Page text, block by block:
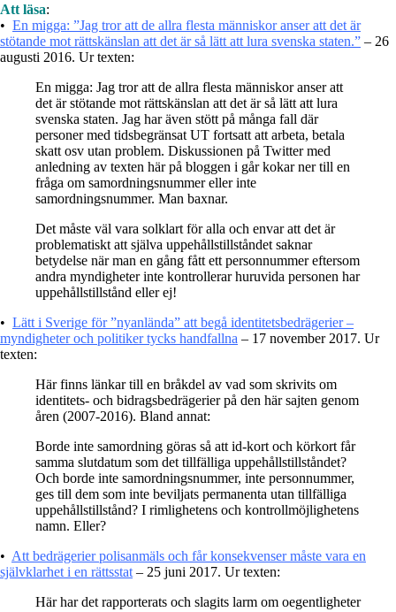
Att läsa:
• En migga: ”Jag tror att de allra flesta människor anser att det är
stötande mot rättskänslan att det är så lätt att lura svenska staten.” – 26
augusti 2016. Ur texten:
En migga: Jag tror att de allra flesta människor anser att
det är stötande mot rättskänslan att det är så lätt att lura
svenska staten. Jag har även stött på många fall där
personer med tidsbegränsat UT fortsatt att arbeta, betala
skatt osv utan problem. Diskussionen på Twitter med
anledning av texten här på bloggen i går kokar ner till en
fråga om samordningsnummer eller inte
samordningsnummer. Man baxnar.
Det måste väl vara solklart för alla och envar att det är
problematiskt att själva uppehållstillståndet saknar
betydelse när man en gång fått ett personnummer eftersom
andra myndigheter inte kontrollerar huruvida personen har
uppehållstillstånd eller ej!
• Lätt i Sverige för ”nyanlända” att begå identitetsbedrägerier –
myndigheter och politiker tycks handfallna – 17 november 2017. Ur
texten:
Här finns länkar till en bråkdel av vad som skrivits om
identitets- och bidragsbedrägerier på den här sajten genom
åren (2007-2016). Bland annat:
Borde inte samordning göras så att id-kort och körkort får
samma slutdatum som det tillfälliga uppehållstillståndet?
Och borde inte samordningsnummer, inte personnummer,
ges till dem som inte beviljats permanenta utan tillfälliga
uppehållstillstånd? I rimlighetens och kontrollmöjlighetens
namn. Eller?
• Att bedrägerier polisanmäls och får konsekvenser måste vara en
självklarhet i en rättsstat – 25 juni 2017. Ur texten:
Här har det rapporterats och slagits larm om oegentligheter